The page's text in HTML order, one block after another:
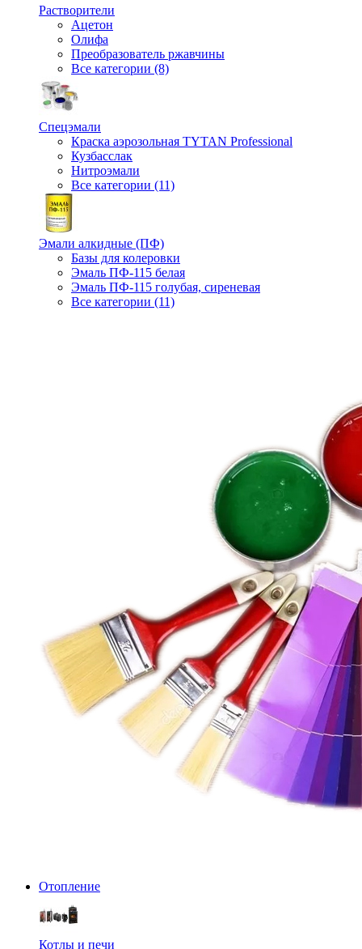
Растворители
Ацетон
Олифа
Преобразователь ржавчины
Все категории (8)
Спецэмали
Краска аэрозольная TYTAN Professional
Кузбасслак
Нитроэмали
Все категории (11)
Эмали алкидные (ПФ)
Базы для колеровки
Эмаль ПФ-115 белая
Эмаль ПФ-115 голубая, сиреневая
Все категории (11)
Отопление
Котлы и печи